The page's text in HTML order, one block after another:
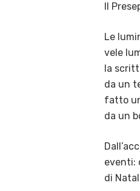
Il
Le
vele
la
da un
fatto
da un
eventi:
di